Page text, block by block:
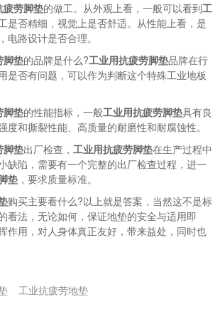
疲劳脚垫的做工。从外观上看，一般可以看到工
是否精细，视觉上是否舒适。从性能上看，是
电路设计是否合理。
脚垫的品牌是什么?工业用抗疲劳脚垫品牌在行
是否有问题，可以作为判断这个特殊工业地板
脚垫的性能指标，一般工业用抗疲劳脚垫具有良
度和撕裂性能、高质量的耐磨性和耐腐蚀性。
脚垫出厂检查， 工业用抗疲劳脚垫在生产过程中
缺陷，需要有一个完整的出厂检查过程，进一
垫，要求质量标准。
购买主要看什么?以上就是答案，当然这不是标
看法，无论如何，保证地垫的安全与适用即
作用，对人身体真正友好，带来益处，同时也
工业抗疲劳地垫